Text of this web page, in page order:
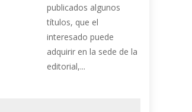
publicados algunos
títulos, que el
interesado puede
adquirir en la sede de la
editorial,...